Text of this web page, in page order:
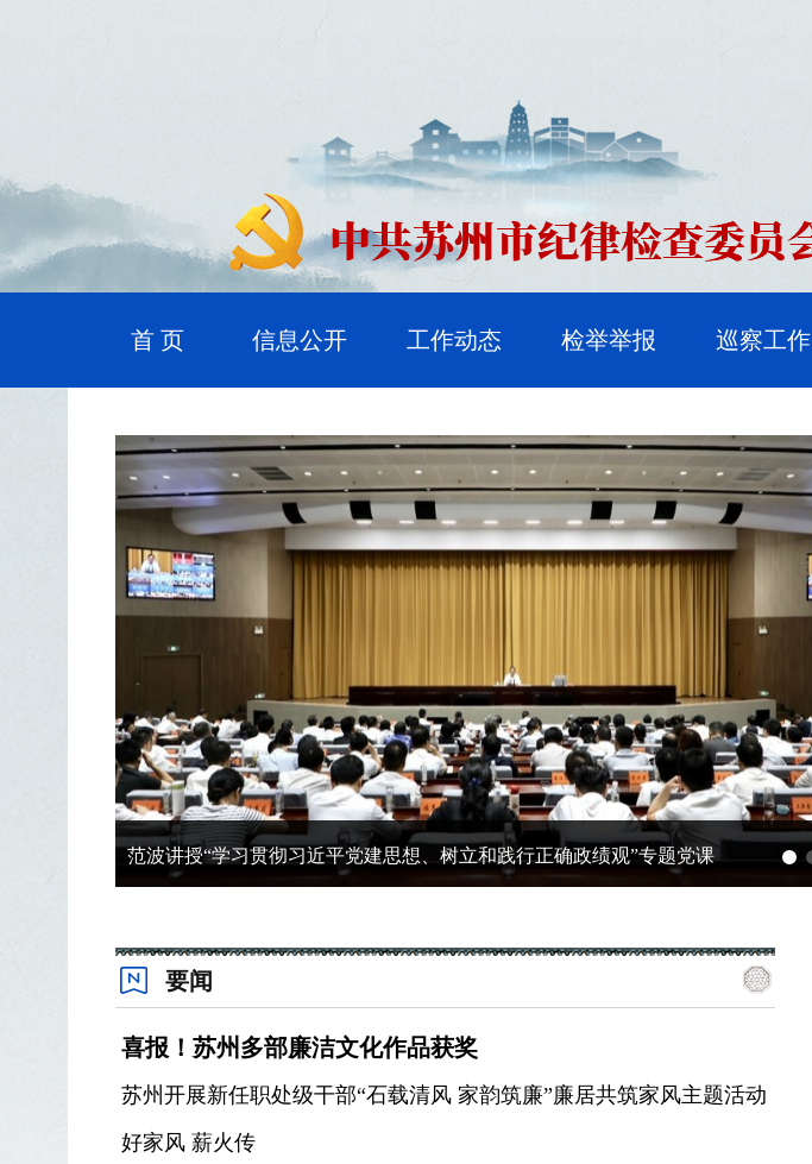
首 页 信息公开 工作动态 检举举报 巡察工作
苏州开展新任职处级干部“石载清风 家韵筑廉”廉居共筑家风主题活动
要闻
喜报！苏州多部廉洁文化作品获奖
苏州开展新任职处级干部“石载清风 家韵筑廉”廉居共筑家风主题活动
好家风 薪火传